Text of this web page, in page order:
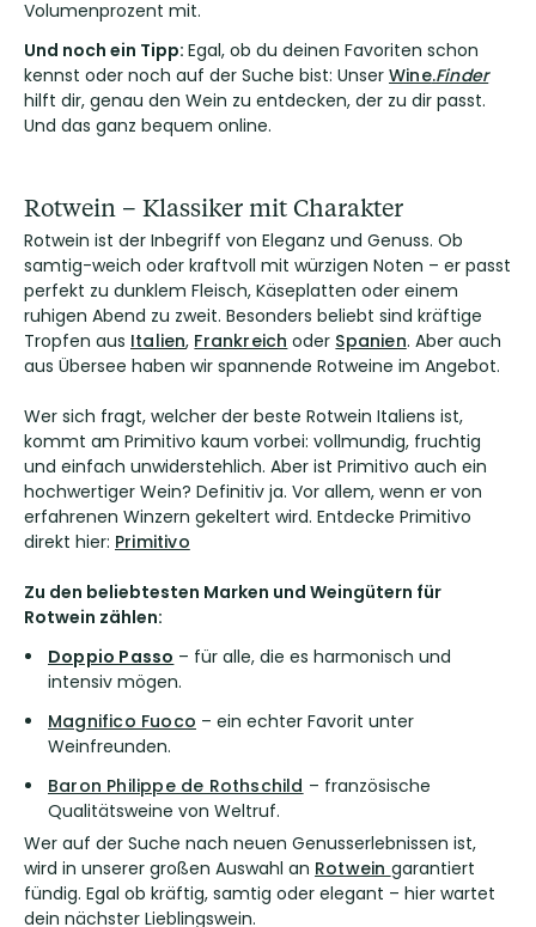
Volumenprozent mit.
Und noch ein Tipp: Egal, ob du deinen Favoriten schon
kennst oder noch auf der Suche bist: Unser Wine.Finder
hilft dir, genau den Wein zu entdecken, der zu dir passt.
Und das ganz bequem online.
Rotwein – Klassiker mit Charakter
Rotwein ist der Inbegriff von Eleganz und Genuss. Ob
samtig-weich oder kraftvoll mit würzigen Noten – er passt
perfekt zu dunklem Fleisch, Käseplatten oder einem
ruhigen Abend zu zweit. Besonders beliebt sind kräftige
Tropfen aus Italien, Frankreich oder Spanien. Aber auch
aus Übersee haben wir spannende Rotweine im Angebot.
Wer sich fragt, welcher der beste Rotwein Italiens ist,
kommt am Primitivo kaum vorbei: vollmundig, fruchtig
und einfach unwiderstehlich. Aber ist Primitivo auch ein
hochwertiger Wein? Definitiv ja. Vor allem, wenn er von
erfahrenen Winzern gekeltert wird. Entdecke Primitivo
direkt hier: Primitivo
Zu den beliebtesten Marken und Weingütern für
Rotwein zählen:
Doppio Passo – für alle, die es harmonisch und
intensiv mögen.
Magnifico Fuoco – ein echter Favorit unter
Weinfreunden.
Baron Philippe de Rothschild – französische
Qualitätsweine von Weltruf.
Wer auf der Suche nach neuen Genusserlebnissen ist,
wird in unserer großen Auswahl an Rotwein garantiert
fündig. Egal ob kräftig, samtig oder elegant – hier wartet
dein nächster Lieblingswein.